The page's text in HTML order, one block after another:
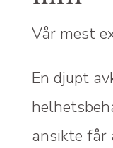
Vår mest
En djupt
ansikte får